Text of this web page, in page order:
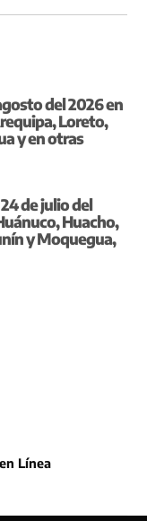
del 2026 en
Loreto,
y en otras
de julio del
Huacho,
y Moquegua,
Línea